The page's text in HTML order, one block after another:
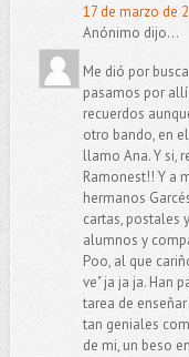
17 de marzo de
Anónimo dijo...
Me dió por
pasamos por
recuerdos
otro bando, en
llamo Ana. Y si,
Ramonest!! Y a
hermanos
cartas, postales
alumnos y
Poo, al que
ve" ja ja ja. Han
tarea de
tan geniales
de mi, un beso